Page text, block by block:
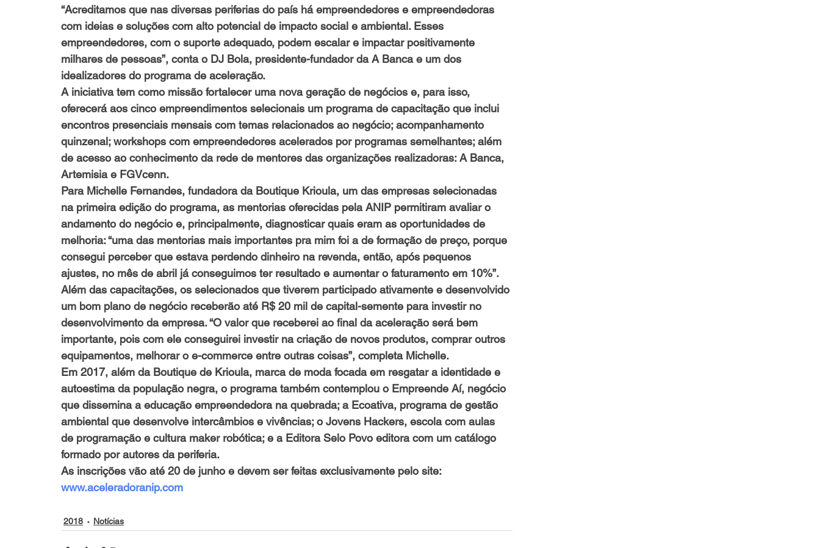
“Acreditamos que nas diversas periferias do país há empreendedores e empreendedoras
com ideias e soluções com alto potencial de impacto social e ambiental. Esses
empreendedores, com o suporte adequado, podem escalar e impactar positivamente
milhares de pessoas”, conta o DJ Bola, presidente-fundador da A Banca e um dos
idealizadores do programa de aceleração.
A iniciativa tem como missão fortalecer uma nova geração de negócios e, para isso,
oferecerá aos cinco empreendimentos selecionais um programa de capacitação que inclui
encontros presenciais mensais com temas relacionados ao negócio; acompanhamento
quinzenal; workshops com empreendedores acelerados por programas semelhantes; além
de acesso ao conhecimento da rede de mentores das organizações realizadoras: A Banca,
Artemisia e FGVcenn.
Para Michelle Fernandes, fundadora da Boutique Krioula, um das empresas selecionadas
na primeira edição do programa, as mentorias oferecidas pela ANIP permitiram avaliar o
andamento do negócio e, principalmente, diagnosticar quais eram as oportunidades de
melhoria: “uma das mentorias mais importantes pra mim foi a de formação de preço, porque
consegui perceber que estava perdendo dinheiro na revenda, então, após pequenos
ajustes, no mês de abril já conseguimos ter resultado e aumentar o faturamento em 10%”.
Além das capacitações, os selecionados que tiverem participado ativamente e desenvolvido
um bom plano de negócio receberão até R$ 20 mil de capital-semente para investir no
desenvolvimento da empresa. “O valor que receberei ao final da aceleração será bem
importante, pois com ele conseguirei investir na criação de novos produtos, comprar outros
equipamentos, melhorar o e-commerce entre outras coisas”, completa Michelle.
Em 2017, além da Boutique de Krioula, marca de moda focada em resgatar a identidade e
autoestima da população negra, o programa também contemplou o Empreende Aí, negócio
que dissemina a educação empreendedora na quebrada; a Ecoativa, programa de gestão
ambiental que desenvolve intercâmbios e vivências; o Jovens Hackers, escola com aulas
de programação e cultura maker robótica; e a Editora Selo Povo editora com um catálogo
formado por autores da periferia.
As inscrições vão até 20 de junho e devem ser feitas exclusivamente pelo site:
www.aceleradoranip.com
2018 Notícias